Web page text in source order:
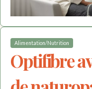
Alimentation/Nutrition
Optifibre